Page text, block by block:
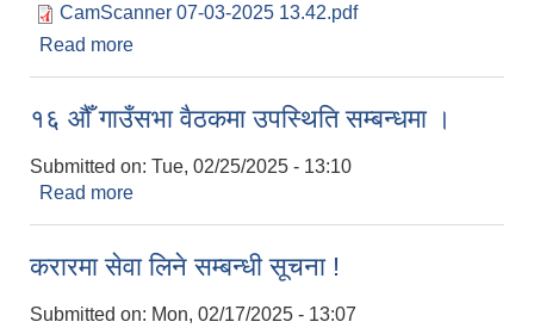
CamScanner 07-03-2025 13.42.pdf
Read more
१६ औँ गाउँसभा वैठकमा उपस्थिति सम्बन्धमा ।
Submitted on: Tue, 02/25/2025 - 13:10
Read more
करारमा सेवा लिने सम्बन्धी सूचना !
Submitted on: Mon, 02/17/2025 - 13:07